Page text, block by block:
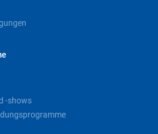
-shows